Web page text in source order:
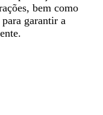
bem como
garantir a